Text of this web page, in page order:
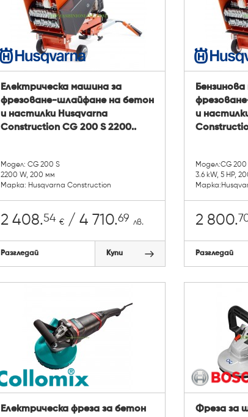
Електрическа машина за
фрезоване-шлайфане на бетон
и настилки Husqvarna
Construction CG 200 S 2200..
Модел: CG 200 S
2200 W, 200 мм
Марка: Husqvarna Construction
2 408.54 €/ 4 710.69 лв.
Разгледай Купи
и
Модел:CG 200
3.6 kW, 5 НР,
2 800.
Разгледай
Електрическа фреза за бетон
Фреза за